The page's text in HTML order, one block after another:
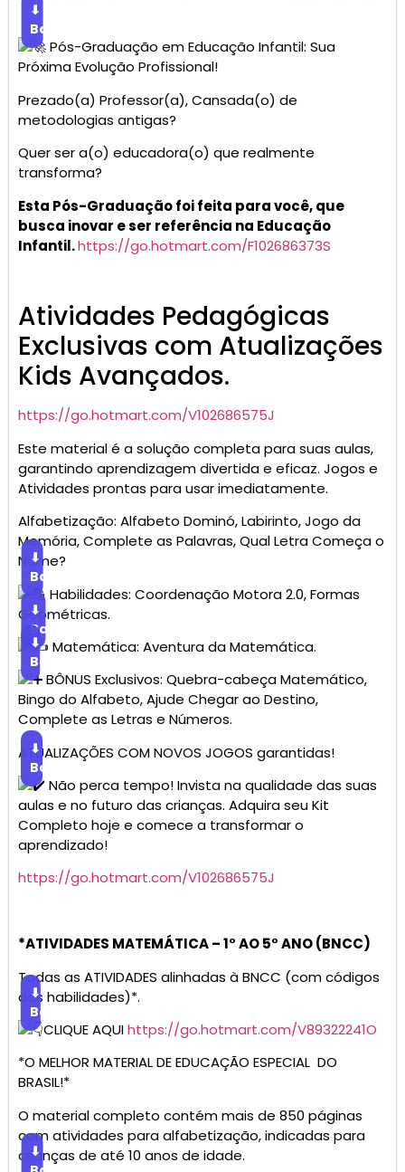
⬇
Baixar
Pós-Graduação em Educação Infantil: Sua
Próxima Evolução Profissional!
Prezado(a) Professor(a), Cansada(o) de
metodologias antigas?
Quer ser a(o) educadora(o) que realmente
transforma?
Esta Pós-Graduação foi feita para você, que
busca inovar e ser referência na Educação
Infantil.https://go.hotmart.com/F102686373S
Atividades Pedagógicas
Exclusivas com Atualizações
Kids Avançados.
https://go.hotmart.com/V102686575J
Este material é a solução completa para suas aulas,
garantindo aprendizagem divertida e eficaz. Jogos e
Atividades prontas para usar imediatamente.
Alfabetização: Alfabeto Dominó, Labirinto, Jogo da
Memória, Complete as Palavras, Qual Letra Começa o
Nome?
⬇
Baixar
Habilidades: Coordenação Motora 2.0, Formas
Geométricas.
⬇
Baixar
Matemática: Aventura da Matemática.
⬇
Baixar
BÔNUS Exclusivos: Quebra-cabeça Matemático,
Bingo do Alfabeto, Ajude Chegar ao Destino,
Complete as Letras e Números.
ATUALIZAÇÕES COM NOVOS JOGOS garantidas!
⬇
Baixar
Não perca tempo! Invista na qualidade das suas
aulas e no futuro das crianças. Adquira seu Kit
Completo hoje e comece a transformar o
aprendizado!
https://go.hotmart.com/V102686575J
*ATIVIDADES MATEMÁTICA – 1° AO 5° ANO (BNCC)
Todas as ATIVIDADES alinhadas à BNCC (com códigos
das habilidades)*.
⬇
Baixar
CLIQUE AQUIhttps://go.hotmart.com/V89322241O
*O MELHOR MATERIAL DE EDUCAÇÃO ESPECIAL DO
BRASIL!*
O material completo contém mais de 850 páginas
com atividades para alfabetização, indicadas para
crianças de até 10 anos de idade.
⬇